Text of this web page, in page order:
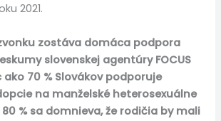
2021.
zostáva domáca podpora
slovenskej agentúry FOCUS
ako 70 % Slovákov podporuje
na manželské heterosexuálne
% sa domnieva, že rodičia by mali